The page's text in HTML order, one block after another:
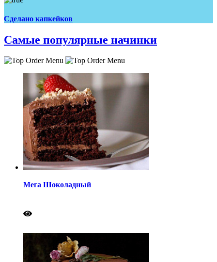
Сделано капкейков
Самые популярные начинки
Мега Шоколадный